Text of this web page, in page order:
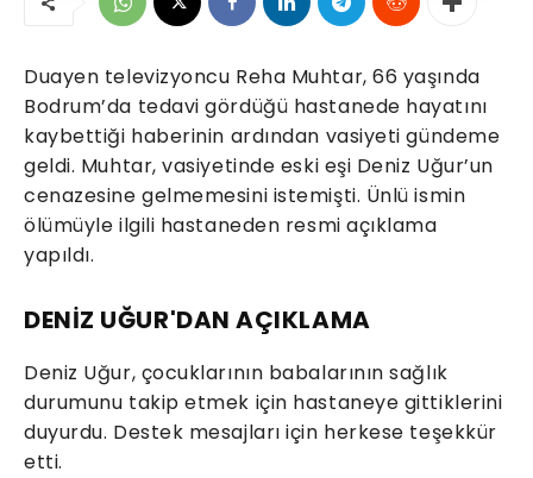
Duayen televizyoncu Reha Muhtar, 66 yaşında
Bodrum’da tedavi gördüğü hastanede hayatını
kaybettiği haberinin ardından vasiyeti gündeme
geldi. Muhtar, vasiyetinde eski eşi Deniz Uğur’un
cenazesine gelmemesini istemişti. Ünlü ismin
ölümüyle ilgili hastaneden resmi açıklama
yapıldı.
DENİZ UĞUR'DAN AÇIKLAMA
Deniz Uğur, çocuklarının babalarının sağlık
durumunu takip etmek için hastaneye gittiklerini
duyurdu. Destek mesajları için herkese teşekkür
etti.